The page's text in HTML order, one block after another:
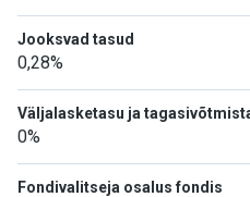
Jooksvad tasud
0,28%
Väljalasketasu ja
0%
Fondivalitseja osalus fondis